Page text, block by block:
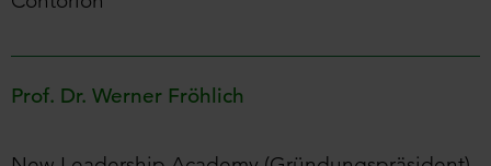
Prof. Dr. Werner Fröhlich